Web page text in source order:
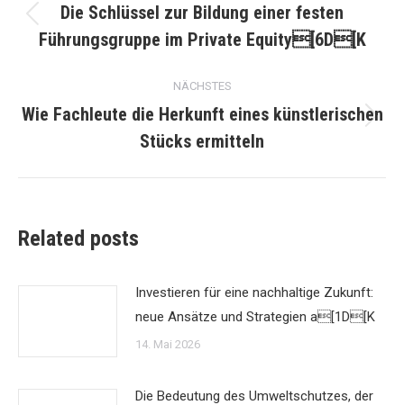
Vorheriger
Beitrag:
Die Schlüssel zur Bildung einer festen
Führungsgruppe im Private Equity[6D[K
NÄCHSTES
Beitrag:
Wie Fachleute die Herkunft eines künstlerischen
Stücks ermitteln
Related posts
Investieren für eine nachhaltige Zukunft:
neue Ansätze und Strategien a[1D[K
14. Mai 2026
Die Bedeutung des Umweltschutzes, der